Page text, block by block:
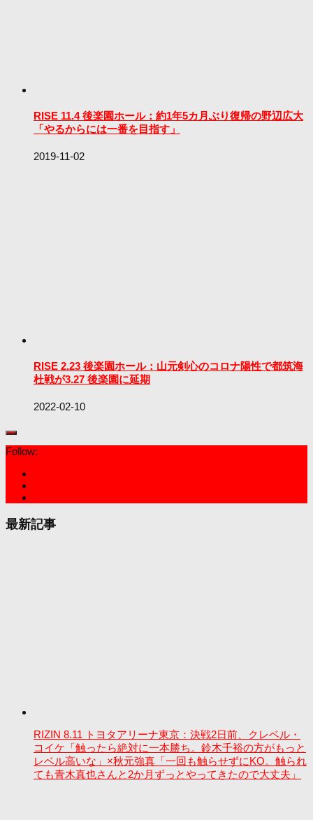
RISE 11.4 後楽園ホール：約1年5カ月ぶり復帰の野辺広大
「やるからには一番を目指す」
2019-11-02
RISE 2.23 後楽園ホール：山元剣心のコロナ陽性で都筑海
杜戦が3.27 後楽園に延期
2022-02-10
Follow:
最新記事
RIZIN 8.11 トヨタアリーナ東京：決戦2日前、クレベル・
コイケ「触ったら絶対に一本勝ち。鈴木千裕の方がもっと
レベル高いな」×秋元強真「一回も触らせずにKO。触られ
ても青木真也さんと2か月ずっとやってきたので大丈夫」